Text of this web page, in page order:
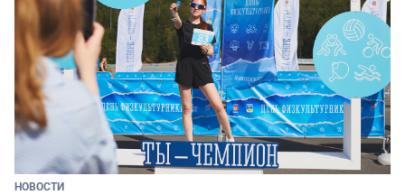
НОВОСТИ